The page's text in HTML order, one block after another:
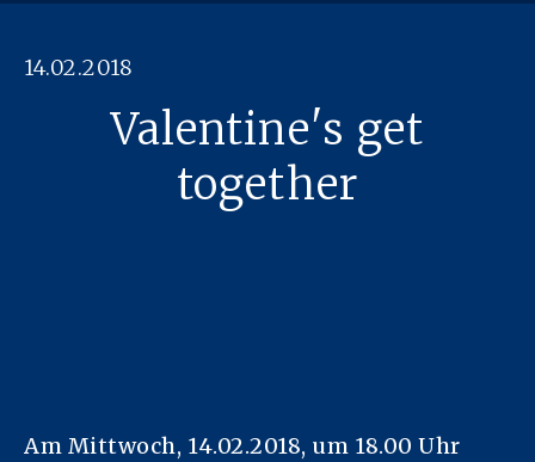
14.02.2018
Valentine's get
together
Am Mittwoch, 14.02.2018, um 18.00 Uhr